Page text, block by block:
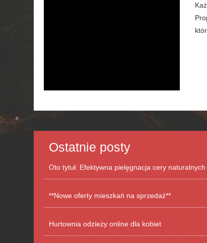
Ostatnie posty
Oto tytuł: Efektywna pielęgnacja cery
**Nowe oferty mieszkań na sprzedaż**
Hurtownia odzieży online dla kobiet